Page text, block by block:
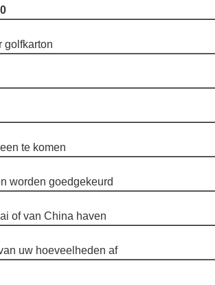
golfkarton
te komen
worden goedgekeurd
of van China haven
uw hoeveelheden af